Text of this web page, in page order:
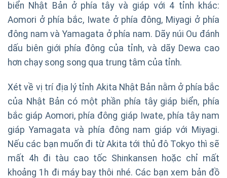
biển Nhật Bản ở phía tây và giáp với 4 tỉnh khác:
Aomori ở phía bắc, Iwate ở phía đông, Miyagi ở phía
đông nam và Yamagata ở phía nam. Dãy núi Ou đánh
dấu biên giới phía đông của tỉnh, và dãy Dewa cao
hơn chạy song song qua trung tâm của tỉnh.
Xét về vị trí địa lý tỉnh Akita Nhật Bản nằm ở phía bắc
của Nhật Bản có một phần phía tây giáp biển, phía
bắc giáp Aomori, phía đông giáp Iwate, phía tây nam
giáp Yamagata và phía đông nam giáp với Miyagi.
Nếu các bạn muốn đi từ Akita tới thủ đô Tokyo thì sẽ
mất 4h đi tàu cao tốc Shinkansen hoặc chỉ mất
khoảng 1h đi máy bay thôi nhé. Các bạn xem bản đồ